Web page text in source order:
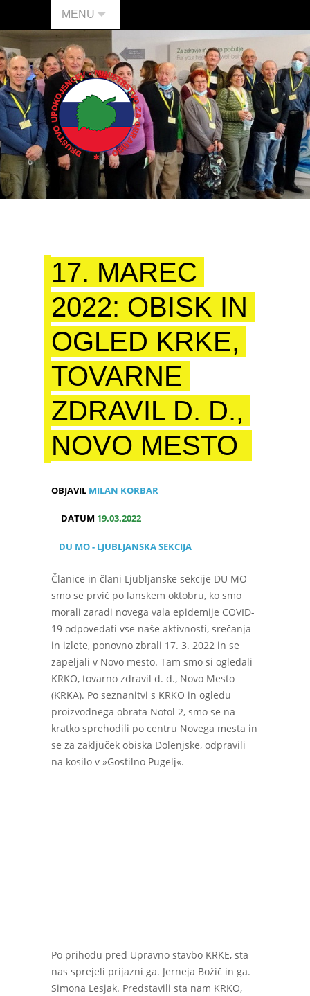
MENU
17. MAREC
2022: OBISK IN
OGLED KRKE,
TOVARNE
ZDRAVIL D. D.,
NOVO MESTO
OBJAVIL MILAN KORBAR
DATUM 19.03.2022
DU MO - LJUBLJANSKA SEKCIJA
Članice in člani Ljubljanske sekcije DU MO
smo se prvič po lanskem oktobru, ko smo
morali zaradi novega vala epidemije COVID-
19 odpovedati vse naše aktivnosti, srečanja
in izlete, ponovno zbrali 17. 3. 2022 in se
zapeljali v Novo mesto. Tam smo si ogledali
KRKO, tovarno zdravil d. d., Novo Mesto
(KRKA). Po seznanitvi s KRKO in ogledu
proizvodnega obrata Notol 2, smo se na
kratko sprehodili po centru Novega mesta in
se za zaključek obiska Dolenjske, odpravili
na kosilo v »Gostilno Pugelj«.
Po prihodu pred Upravno stavbo KRKE, sta
nas sprejeli prijazni ga. Jerneja Božič in ga.
Simona Lesjak. Predstavili sta nam KRKO,